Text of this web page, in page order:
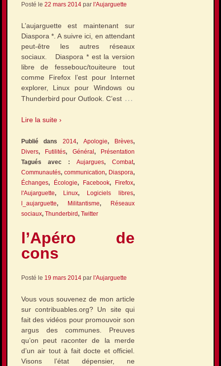
Posté le 22 mars 2014par l'Aujarguette
L’aujarguette est maintenant sur
Diaspora *. A suivre ici, en attendant
peut-être les autres réseaux
sociaux. Diaspora * est la version
libre de fessebouc/touiteure tout
comme Firefox l’est pour Internet
explorer, Linux pour Windows ou
Thunderbird pour Outlook. C’est …
Lire la suite ›
Publié dans2014,Apologie, Brèves,
Divers, Futilités, Général, Présentation
Tagués avec : Aujargues,Combat,
Communautés, communication, Diaspora,
Échanges, Écologie, Facebook, Firefox,
l'Aujarguette, Linux, Logiciels libres,
l_aujarguette, Militantisme, Réseaux
sociaux, Thunderbird, Twitter
l’Apéro de
cons
Posté le 19 mars 2014par l'Aujarguette
Vous vous souvenez de mon article
sur contribuables.org? Un site qui
fait des vidéos pour promouvoir son
argus des communes. Preuves
qu’on peut raconter de la merde
d’un air tout à fait docte et officiel.
Visons l’état dépensier, ne